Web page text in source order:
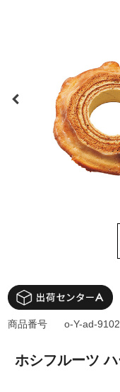
ホシフルーツ ハ
商品番号 o-Y-ad-